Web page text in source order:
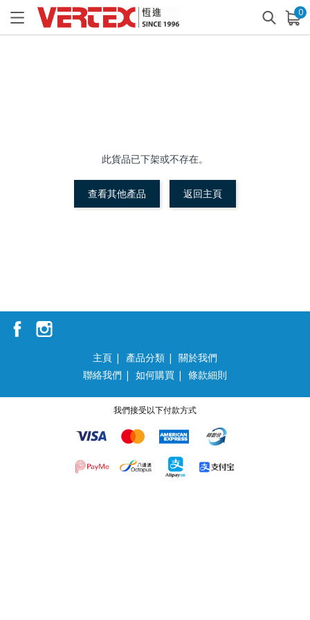
0
已加入購物車 查看
此貨品已下架或不存在。
查看其他產品 返回主頁
主頁 | 產品分類 | 關於我們
聯絡我們 | 如何購買 | 條款細則
我們接受以下付款方式